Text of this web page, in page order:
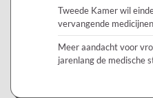
Tweede Kamer wil
vervangende
Meer aandacht voor
jarenlang de medische